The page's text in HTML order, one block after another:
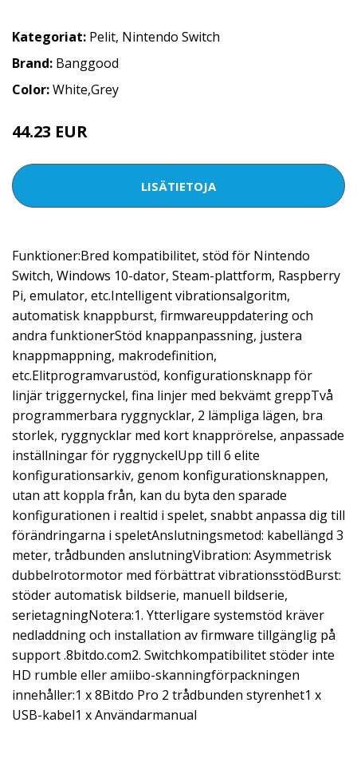
Kategoriat: Pelit, Nintendo Switch
Brand: Banggood
Color:White,Grey
44.23 EUR
LISÄTIETOJA
Funktioner:Bred kompatibilitet, stöd för Nintendo
Switch, Windows 10-dator, Steam-plattform, Raspberry
Pi, emulator, etc.Intelligent vibrationsalgoritm,
automatisk knappburst, firmwareuppdatering och
andra funktionerStöd knappanpassning, justera
knappmappning, makrodefinition,
etc.Elitprogramvarustöd, konfigurationsknapp för
linjär triggernyckel, fina linjer med bekvämt greppTvå
programmerbara ryggnycklar, 2 lämpliga lägen, bra
storlek, ryggnycklar med kort knapprörelse, anpassade
inställningar för ryggnyckelUpp till 6 elite
konfigurationsarkiv, genom konfigurationsknappen,
utan att koppla från, kan du byta den sparade
konfigurationen i realtid i spelet, snabbt anpassa dig till
förändringarna i speletAnslutningsmetod: kabellängd 3
meter, trådbunden anslutningVibration: Asymmetrisk
dubbelrotormotor med förbättrat vibrationsstödBurst:
stöder automatisk bildserie, manuell bildserie,
serietagningNotera:1. Ytterligare systemstöd kräver
nedladdning och installation av firmware tillgänglig på
support .8bitdo.com2. Switchkompatibilitet stöder inte
HD rumble eller amiibo-skanningförpackningen
innehåller:1 x 8Bitdo Pro 2 trådbunden styrenhet1 x
USB-kabel1 x Användarmanual